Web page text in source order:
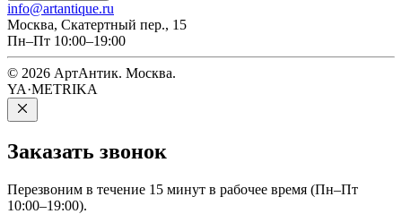
info@artantique.ru
Москва, Скатертный пер., 15
Пн–Пт 10:00–19:00
© 2026 АртАнтик. Москва.
YA·METRIKA
Заказать звонок
Перезвоним в течение 15 минут в рабочее время (Пн–Пт
10:00–19:00).